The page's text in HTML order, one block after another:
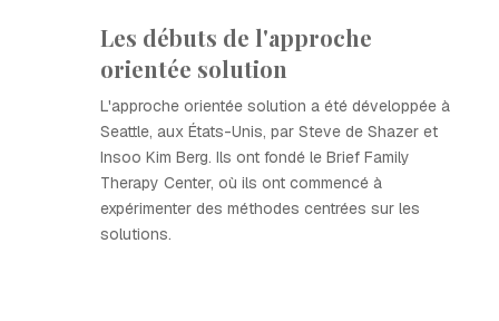
Les débuts de l'approche
orientée solution
L'approche orientée solution a été développée à
Seattle, aux États-Unis, par Steve de Shazer et
Insoo Kim Berg. Ils ont fondé le Brief Family
Therapy Center, où ils ont commencé à
expérimenter des méthodes centrées sur les
solutions.